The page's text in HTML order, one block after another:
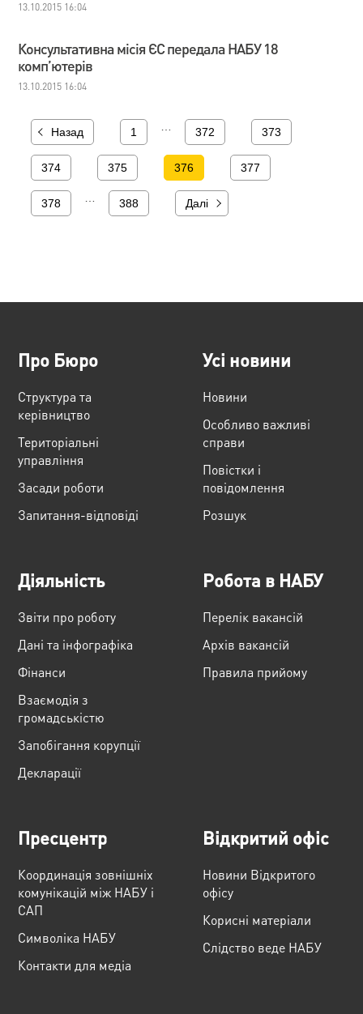
13.10.2015 16:04
Консультативна місія ЄС передала НАБУ 18
комп’ютерів
13.10.2015 16:04
Назад 1 372 373
374 375 376 377
378 388 Далі
Про Бюро
Структура та
керівництво
Територіальні
управління
Засади роботи
Запитання-відповіді
Усі новини
Новини
Особливо важливі
справи
Повістки і
повідомлення
Розшук
Діяльність
Звіти про роботу
Дані та інфографіка
Фінанси
Взаємодія з
громадськістю
Запобігання корупції
Декларації
Робота в НАБУ
Перелік вакансій
Архів вакансій
Правила прийому
Пресцентр
Координація зовнішніх
комунікацій між НАБУ і
САП
Cимволіка НАБУ
Контакти для медіа
Відкритий офіс
Новини Відкритого
офісу
Корисні матеріали
Слідство веде НАБУ